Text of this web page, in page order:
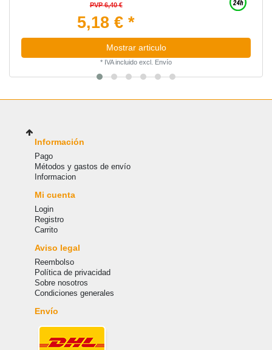
PVP 6,40 €
5,18 € *
Mostrar articulo
* IVA incluido excl. Envío
Información
Pago
Métodos y gastos de envío
Informacion
Mi cuenta
Login
Registro
Carrito
Aviso legal
Reembolso
Política de privacidad
Sobre nosotros
Condiciones generales
Envío